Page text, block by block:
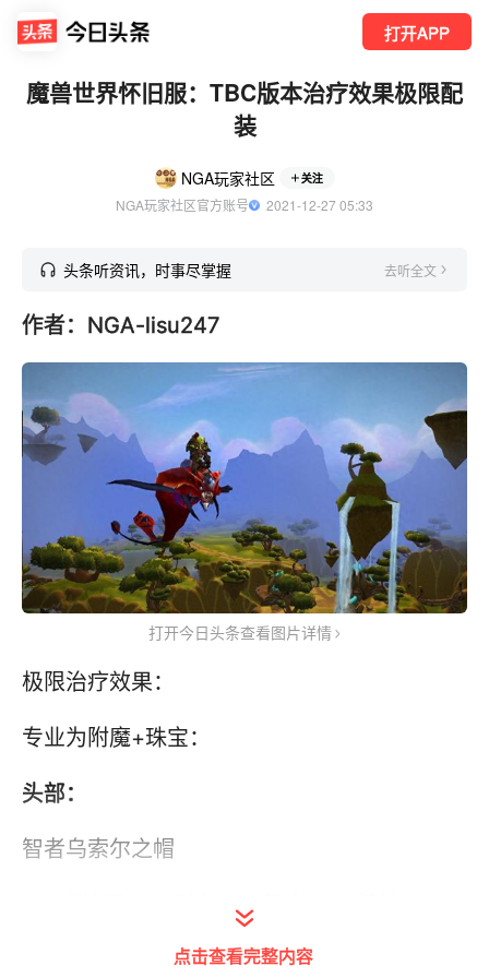
打开APP
魔兽世界怀旧服：TBC版本治疗效果极限配
装
NGA玩家社区 关注
NGA玩家社区官方账号
  2021-12-27 05:33
头条听资讯，时事尽掌握 去听全文
作者：NGA-lisu247
打开今日头条查看图片详情
极限治疗效果：
专业为附魔+珠宝：
头部：
智者乌索尔之帽
418点护甲+48 耐力+42 智力+40 精神。
装备：每5秒恢复11点法力值，法术治疗提高
点击查看完整内容